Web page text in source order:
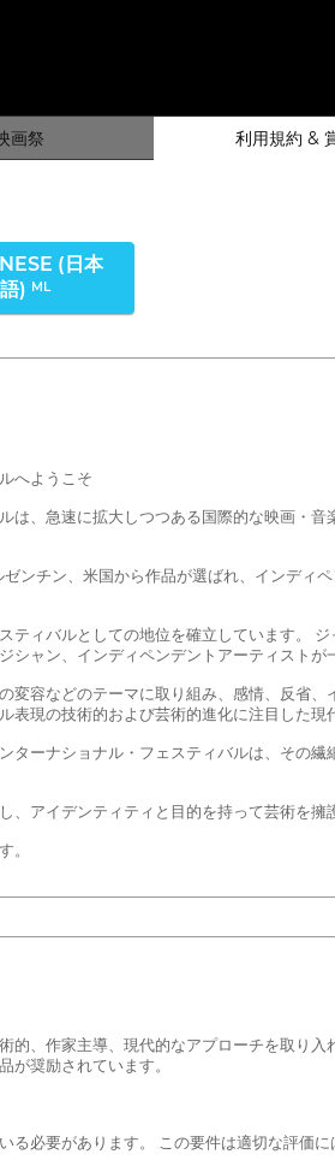
画祭 利用規約 &
(日本
語) ML
へようこそ
、急速に拡大しつつある国際的な映画・
ンチン、米国から作品が選ばれ、インディ
ィバルとしての地位を確立しています。
ャン、インディペンデントアーティストが
容などのテーマに取り組み、感情、反省
現の技術的および芸術的進化に注目した現
ーナショナル・フェスティバルは、その
アイデンティティと目的を持って芸術を擁
。
、作家主導、現代的なアプローチを取り
が奨励されています。
必要があります。 この要件は適切な評価に